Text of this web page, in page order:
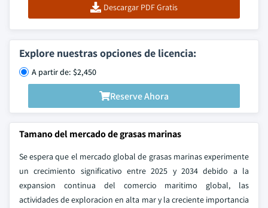
Descargar PDF Gratis
Explore nuestras opciones de licencia:
A partir de: $2,450
Reserve Ahora
Tamano del mercado de grasas marinas
Se espera que el mercado global de grasas marinas experimente
un crecimiento significativo entre 2025 y 2034 debido a la
expansion continua del comercio maritimo global, las
actividades de exploracion en alta mar y la creciente importancia